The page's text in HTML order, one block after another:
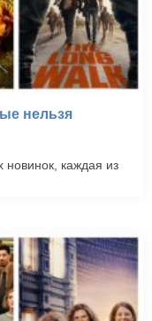
нельзя
каждая из